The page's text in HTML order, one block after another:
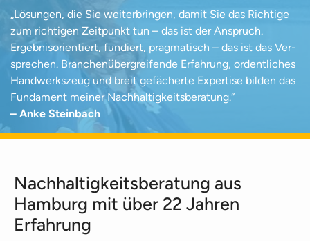
„Lösungen, die Sie weiter­bringen, damit Sie das Richtige
zum richtigen Zeit­punkt tun – das ist der An­spruch.
Ergebnis­orientiert, fundiert, pragmatisch – das ist das Ver­
sprechen. Branchen­über­greif­ende Er­fahrung, ordentliches
Hand­werks­zeug und breit ge­fächerte Ex­pertise bilden das
Fun­da­ment meiner Nach­haltigkeits­beratung.“
– Anke Steinbach
Nachhaltigkeitsberatung aus
Hamburg mit über 22 Jahren
Erfahrung